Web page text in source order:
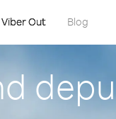
Viber Out Blog